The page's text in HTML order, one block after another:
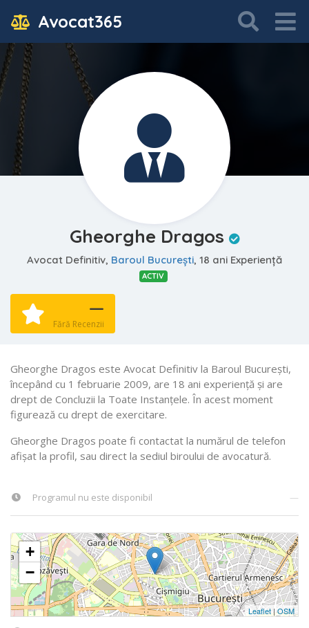
Avocat365
Gheorghe Dragos
Avocat Definitiv, Baroul Bucureşti, 18 ani Experiență
ACTIV
—
Fără Recenzii
Gheorghe Dragos este Avocat Definitiv la Baroul Bucureşti,
începând cu 1 februarie 2009, are 18 ani experiență și are
drept de Concluzii la Toate Instanţele. În acest moment
figurează cu drept de exercitare.
Gheorghe Dragos poate fi contactat la numărul de telefon
afișat la profil, sau direct la sediul biroului de avocatură.
Programul nu este disponibil —
+
−
Leaflet|OSM